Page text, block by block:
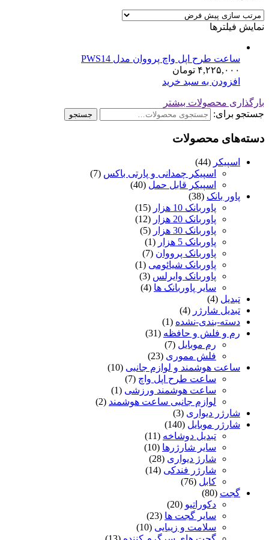
نمایش فیلترها
ساعت طرح اپل واچ پرووان مدل PWS14
۴,۲۲۵,۰۰۰ تومان
افزودن به سبد خرید
بارگذاری محصولات بیشتر
جستجو برای:
جستجو
دسته‌های محصولات
اسپیکر (44)
اسپیکر چمدانی و پارتی باکس (7)
اسپیکر قابل حمل (40)
پاور بانک (38)
پاوربانک 10 هزار
(15)
پاوربانک 20 هزار
(12)
پاوربانک 30 هزار
(5)
پاوربانک 5 هزار
(1)
پاوربانک پرووان (7)
پاوربانک شیائومی (1)
پاوربانک وایرلس (3)
سایر پاوربانک ها (4)
تبدیل (4)
تبدیل شارژر (4)
دسته-بندی-نشده (1)
رم و فلش و حافظه (31)
رم موبایل (7)
فلش مموری (23)
ساعت هوشمند و لوازم جانبی (10)
ساعت طرح اپل واچ (7)
ساعت هوشمند ورزشی (1)
لوازم جانبی ساعت هوشمند (2)
شارژر دیواری (3)
شارژر موبایل (140)
تبدیل دوشاخه (11)
سایر شارژرها (10)
شارژ دیواری (28)
شارژر فندکی (14)
کابل (76)
گجت (80)
دکوراتیو (20)
سایر گجت ها (23)
سلامت و زیبایی (10)